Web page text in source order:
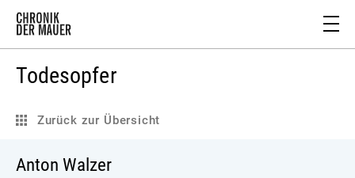
Todesopfer
Zurück zur Übersicht
Anton Walzer